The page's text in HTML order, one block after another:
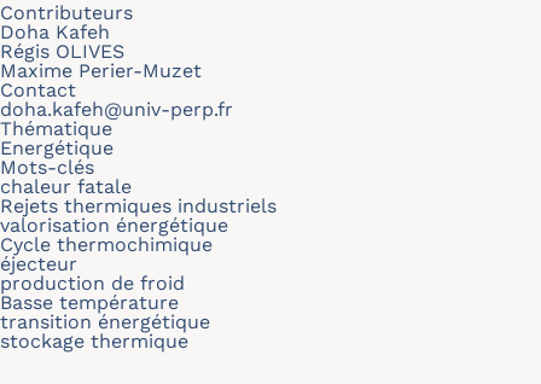
Contributeurs
Doha Kafeh
Régis OLIVES
Maxime Perier-Muzet
Contact
doha.kafeh@univ-perp.fr
Thématique
Energétique
Mots-clés
chaleur fatale
Rejets thermiques industriels
valorisation énergétique
Cycle thermochimique
éjecteur
production de froid
Basse température
transition énergétique
stockage thermique